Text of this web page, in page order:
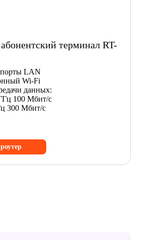
терминал RT-
LAN
Wi-Fi
данных:
100 Мбит/с
300 Мбит/с